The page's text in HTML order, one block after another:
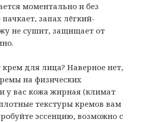
моментально и без
запах лёгкий-
не сушит, защищает от
для лица? Наверное нет,
на физических
у вас кожа жирная (климат
текстуры кремов вам
эссенцию, возможно с